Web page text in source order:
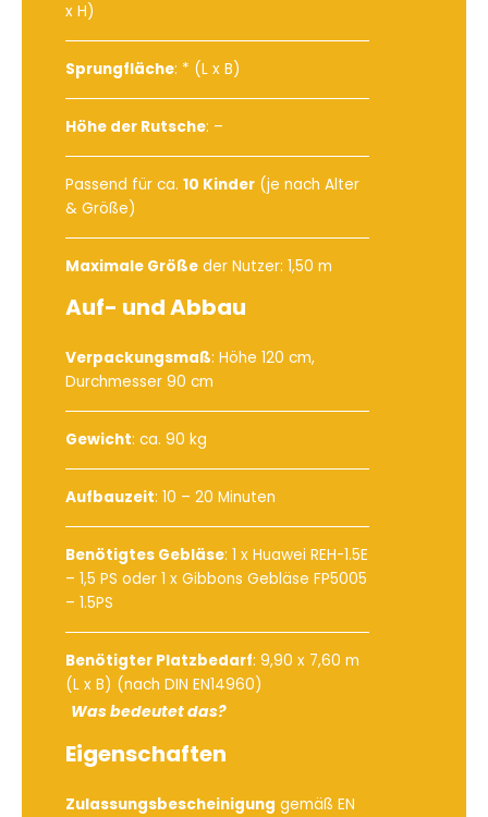
x H)
Sprungfläche: * (L x B)
Höhe der Rutsche: –
Passend für ca. 10 Kinder (je nach Alter
& Größe)
Maximale Größe der Nutzer: 1,50 m
Auf- und Abbau
Verpackungsmaß: Höhe 120 cm,
Durchmesser 90 cm
Gewicht: ca. 90 kg
Aufbauzeit: 10 – 20 Minuten
Benötigtes Gebläse: 1 x Huawei REH-1.5E
– 1,5 PS oder 1 x Gibbons Gebläse FP5005
– 1.5PS
Benötigter Platzbedarf: 9,90 x 7,60 m
(L x B) (nach DIN EN14960)
Was bedeutet das?
Eigenschaften
Zulassungsbescheinigung gemäß EN